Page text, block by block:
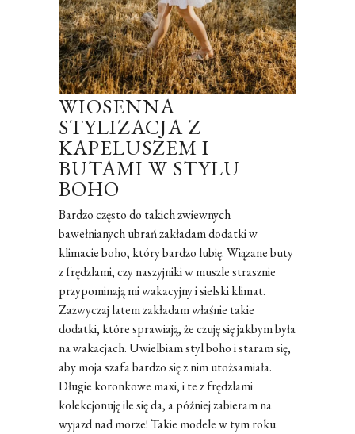
WIOSENNA
STYLIZACJA Z
KAPELUSZEM I
BUTAMI W STYLU
BOHO
Bardzo często do takich zwiewnych
bawełnianych ubrań zakładam dodatki w
klimacie boho, który bardzo lubię. Wiązane buty
z frędzlami, czy naszyjniki w muszle strasznie
przypominają mi wakacyjny i sielski klimat.
Zazwyczaj latem zakładam właśnie takie
dodatki, które sprawiają, że czuję się jakbym była
na wakacjach. Uwielbiam styl boho i staram się,
aby moja szafa bardzo się z nim utożsamiała.
Długie koronkowe maxi, i te z frędzlami
kolekcjonuję ile się da, a później zabieram na
wyjazd nad morze! Takie modele w tym roku